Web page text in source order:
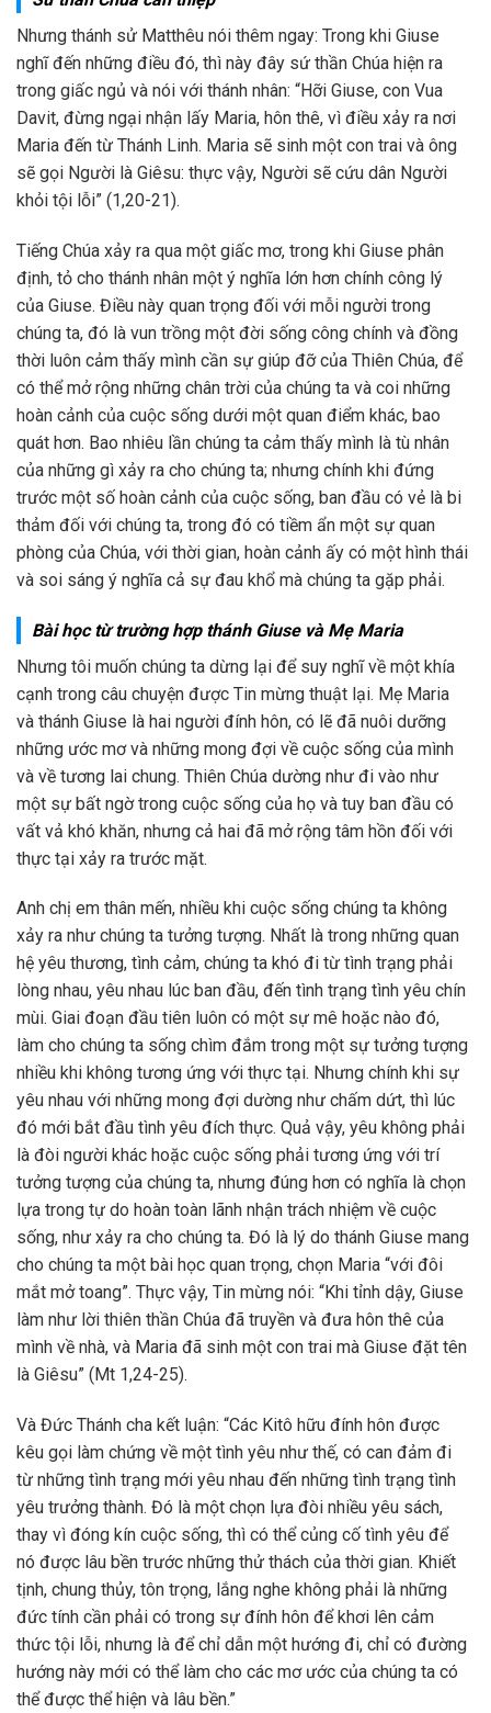
Nhưng thánh sử Matthêu nói thêm ngay: Trong khi Giuse
nghĩ đến những điều đó, thì này đây sứ thần Chúa hiện ra
trong giấc ngủ và nói với thánh nhân: “Hỡi Giuse, con Vua
Davit, đừng ngại nhận lấy Maria, hôn thê, vì điều xảy ra nơi
Maria đến từ Thánh Linh. Maria sẽ sinh một con trai và ông
sẽ gọi Người là Giêsu: thực vậy, Người sẽ cứu dân Người
khỏi tội lỗi” (1,20-21).
Tiếng Chúa xảy ra qua một giấc mơ, trong khi Giuse phân
định, tỏ cho thánh nhân một ý nghĩa lớn hơn chính công lý
của Giuse. Điều này quan trọng đối với mỗi người trong
chúng ta, đó là vun trồng một đời sống công chính và đồng
thời luôn cảm thấy mình cần sự giúp đỡ của Thiên Chúa, để
có thể mở rộng những chân trời của chúng ta và coi những
hoàn cảnh của cuộc sống dưới một quan điểm khác, bao
quát hơn. Bao nhiêu lần chúng ta cảm thấy mình là tù nhân
của những gì xảy ra cho chúng ta; nhưng chính khi đứng
trước một số hoàn cảnh của cuộc sống, ban đầu có vẻ là bi
thảm đối với chúng ta, trong đó có tiềm ẩn một sự quan
phòng của Chúa, với thời gian, hoàn cảnh ấy có một hình thái
và soi sáng ý nghĩa cả sự đau khổ mà chúng ta gặp phải.
Bài học từ trường hợp thánh Giuse và Mẹ Maria
Nhưng tôi muốn chúng ta dừng lại để suy nghĩ về một khía
cạnh trong câu chuyện được Tin mừng thuật lại. Mẹ Maria
và thánh Giuse là hai người đính hôn, có lẽ đã nuôi dưỡng
những ước mơ và những mong đợi về cuộc sống của mình
và về tương lai chung. Thiên Chúa dường như đi vào như
một sự bất ngờ trong cuộc sống của họ và tuy ban đầu có
vất vả khó khăn, nhưng cả hai đã mở rộng tâm hồn đối với
thực tại xảy ra trước mặt.
Anh chị em thân mến, nhiều khi cuộc sống chúng ta không
xảy ra như chúng ta tưởng tượng. Nhất là trong những quan
hệ yêu thương, tình cảm, chúng ta khó đi từ tình trạng phải
lòng nhau, yêu nhau lúc ban đầu, đến tình trạng tình yêu chín
mùi. Giai đoạn đầu tiên luôn có một sự mê hoặc nào đó,
làm cho chúng ta sống chìm đắm trong một sự tưởng tượng
nhiều khi không tương ứng với thực tại. Nhưng chính khi sự
yêu nhau với những mong đợi dường như chấm dứt, thì lúc
đó mới bắt đầu tình yêu đích thực. Quả vậy, yêu không phải
là đòi người khác hoặc cuộc sống phải tương ứng với trí
tưởng tượng của chúng ta, nhưng đúng hơn có nghĩa là chọn
lựa trong tự do hoàn toàn lãnh nhận trách nhiệm về cuộc
sống, như xảy ra cho chúng ta. Đó là lý do thánh Giuse mang
cho chúng ta một bài học quan trọng, chọn Maria “với đôi
mắt mở toang”. Thực vậy, Tin mừng nói: “Khi tỉnh dậy, Giuse
làm như lời thiên thần Chúa đã truyền và đưa hôn thê của
mình về nhà, và Maria đã sinh một con trai mà Giuse đặt tên
là Giêsu” (Mt 1,24-25).
Và Đức Thánh cha kết luận: “Các Kitô hữu đính hôn được
kêu gọi làm chứng về một tình yêu như thế, có can đảm đi
từ những tình trạng mới yêu nhau đến những tình trạng tình
yêu trưởng thành. Đó là một chọn lựa đòi nhiều yêu sách,
thay vì đóng kín cuộc sống, thì có thể củng cố tình yêu để
nó được lâu bền trước những thử thách của thời gian. Khiết
tịnh, chung thủy, tôn trọng, lắng nghe không phải là những
đức tính cần phải có trong sự đính hôn để khơi lên cảm
thức tội lỗi, nhưng là để chỉ dẫn một hướng đi, chỉ có đường
hướng này mới có thể làm cho các mơ ước của chúng ta có
thể được thể hiện và lâu bền.”